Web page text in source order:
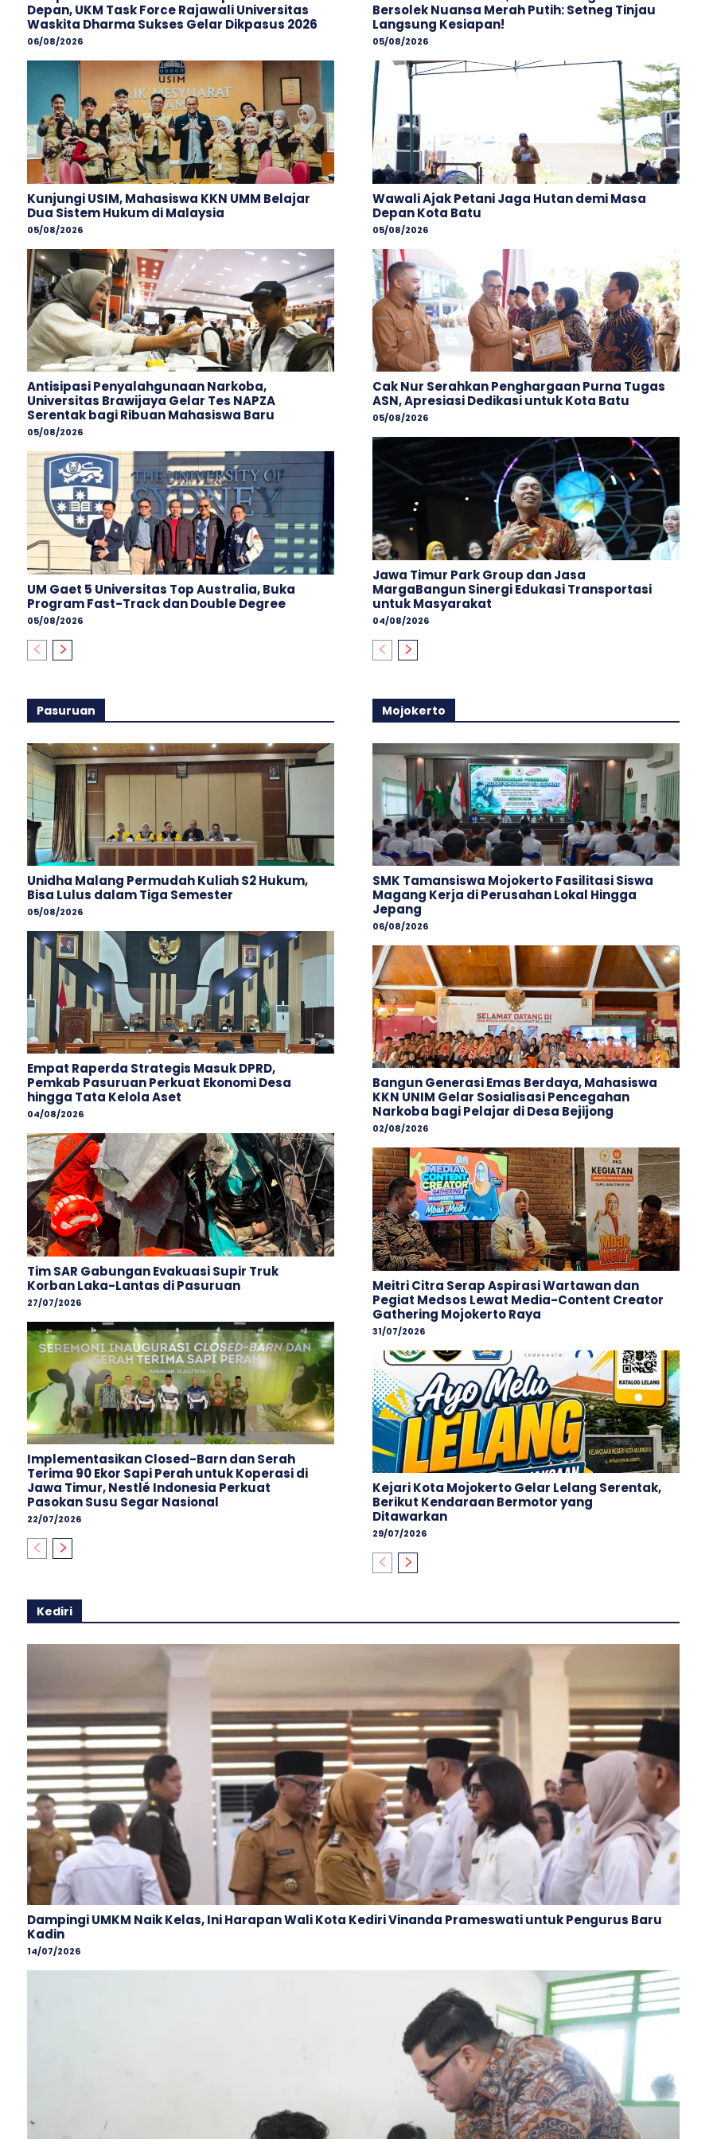
Depan, UKM Task Force Rajawali Universitas
Waskita Dharma Sukses Gelar Dikpasus 2026
06/08/2026
Kunjungi USIM, Mahasiswa KKN UMM Belajar
Dua Sistem Hukum di Malaysia
05/08/2026
Antisipasi Penyalahgunaan Narkoba,
Universitas Brawijaya Gelar Tes NAPZA
Serentak bagi Ribuan Mahasiswa Baru
05/08/2026
UM Gaet 5 Universitas Top Australia, Buka
Program Fast-Track dan Double Degree
05/08/2026
Pasuruan
Unidha Malang Permudah Kuliah S2 Hukum,
Bisa Lulus dalam Tiga Semester
05/08/2026
Empat Raperda Strategis Masuk DPRD,
Pemkab Pasuruan Perkuat Ekonomi Desa
hingga Tata Kelola Aset
04/08/2026
Tim SAR Gabungan Evakuasi Supir Truk
Korban Laka-Lantas di Pasuruan
27/07/2026
Implementasikan Closed-Barn dan Serah
Terima 90 Ekor Sapi Perah untuk Koperasi di
Jawa Timur, Nestlé Indonesia Perkuat
Pasokan Susu Segar Nasional
22/07/2026
Bersolek Nuansa Merah Putih: Setneg Tinjau
Langsung Kesiapan!
05/08/2026
Wawali Ajak Petani Jaga Hutan demi Masa
Depan Kota Batu
05/08/2026
Cak Nur Serahkan Penghargaan Purna Tugas
ASN, Apresiasi Dedikasi untuk Kota Batu
05/08/2026
Jawa Timur Park Group dan Jasa
MargaBangun Sinergi Edukasi Transportasi
untuk Masyarakat
04/08/2026
Mojokerto
SMK Tamansiswa Mojokerto Fasilitasi Siswa
Magang Kerja di Perusahan Lokal Hingga
Jepang
06/08/2026
Bangun Generasi Emas Berdaya, Mahasiswa
KKN UNIM Gelar Sosialisasi Pencegahan
Narkoba bagi Pelajar di Desa Bejijong
02/08/2026
Meitri Citra Serap Aspirasi Wartawan dan
Pegiat Medsos Lewat Media-Content Creator
Gathering Mojokerto Raya
31/07/2026
Kejari Kota Mojokerto Gelar Lelang Serentak,
Berikut Kendaraan Bermotor yang
Ditawarkan
29/07/2026
Kediri
Dampingi UMKM Naik Kelas, Ini Harapan Wali Kota Kediri Vinanda Prameswati untuk Pengurus Baru
Kadin
14/07/2026